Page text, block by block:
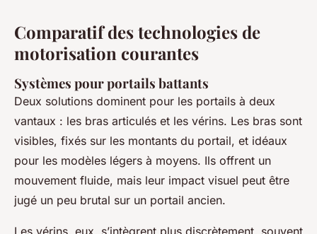
Comparatif des technologies de
motorisation courantes
Systèmes pour portails battants
Deux solutions dominent pour les portails à deux
vantaux : les bras articulés et les vérins. Les bras sont
visibles, fixés sur les montants du portail, et idéaux
pour les modèles légers à moyens. Ils offrent un
mouvement fluide, mais leur impact visuel peut être
jugé un peu brutal sur un portail ancien.
Les vérins, eux, s’intègrent plus discrètement, souvent